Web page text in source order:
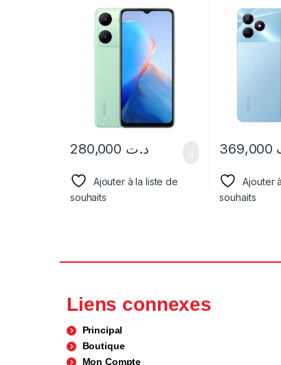
د.ت
Ajouter à la liste de
souhaits
Ajouter
souhaits
Liens connexes
Principal
Boutique
Mon Compte